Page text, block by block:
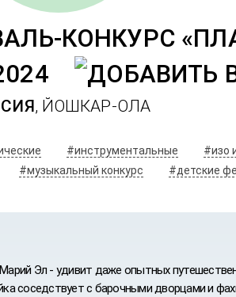
КОНКУРС
, ЙОШКАР-ОЛА
#инструментальные #изо
#музыкальный конкурс #детские
Эл - удивит даже опытных
соседствует с барочными дворцами и